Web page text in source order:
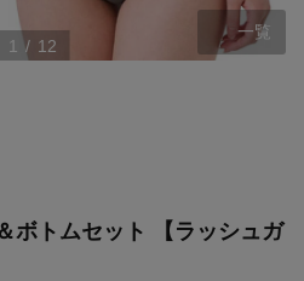
1 / 12
一覧
ボトムセット 【ラッシュガ